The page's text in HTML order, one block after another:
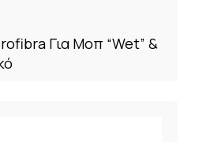
Για Μοπ “Wet” &